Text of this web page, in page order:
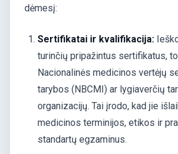
dėmesį:
Sertifikatai ir kvalifikacija:
turinčių pripažintus sertifikatus,
Nacionalinės medicinos vertėjų
tarybos (NBCMI) ar lygiaverčių
organizacijų. Tai įrodo, kad jie
medicinos terminijos, etikos ir
standartų egzaminus.